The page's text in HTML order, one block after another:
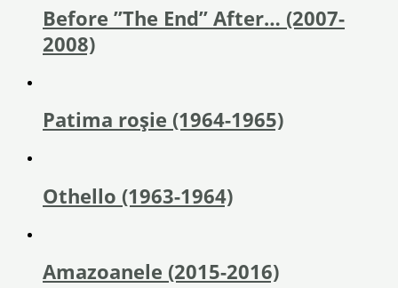
Before ”The End” After… (2007-
2008)
Patima roșie (1964-1965)
Othello (1963-1964)
Amazoanele (2015-2016)